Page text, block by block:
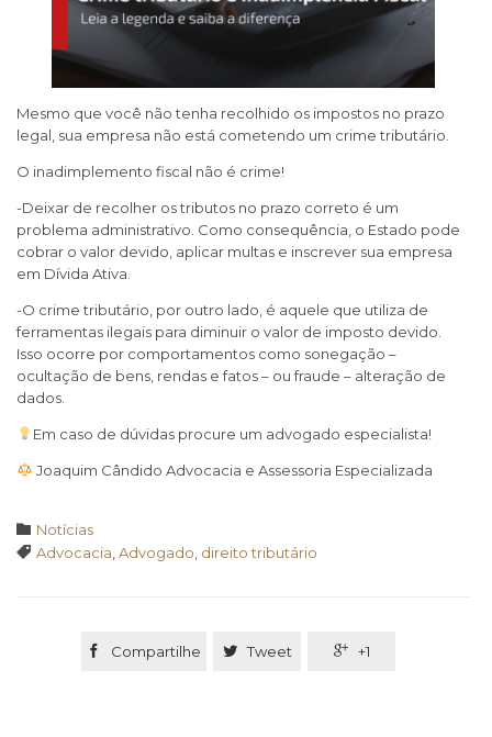
Mesmo que você não tenha recolhido os impostos no prazo
legal, sua empresa não está cometendo um crime tributário.
O inadimplemento fiscal não é crime!
-Deixar de recolher os tributos no prazo correto é um
problema administrativo. Como consequência, o Estado pode
cobrar o valor devido, aplicar multas e inscrever sua empresa
em Dívida Ativa.
-O crime tributário, por outro lado, é aquele que utiliza de
ferramentas ilegais para diminuir o valor de imposto devido.
Isso ocorre por comportamentos como sonegação –
ocultação de bens, rendas e fatos – ou fraude – alteração de
dados.
Em caso de dúvidas procure um advogado especialista!
Joaquim Cândido Advocacia e Assessoria Especializada
 Category
Notícias
 Tags
Advocacia Advogado direito tributário
 Compartilhe  Tweet  +1